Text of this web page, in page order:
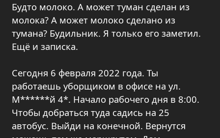
Будто молоко. А может туман сделан из
молока? А может молоко сделано из
тумана? Будильник. Я только его заметил.
Ещё и записка.
Сегодня 6 февраля 2022 года. Ты
работаешь уборщиком в офисе на ул.
М******й 4*. Начало рабочего дня в 8:00.
Чтобы добраться туда садись на 25
автобус. Выйди на конечной. Вернутся